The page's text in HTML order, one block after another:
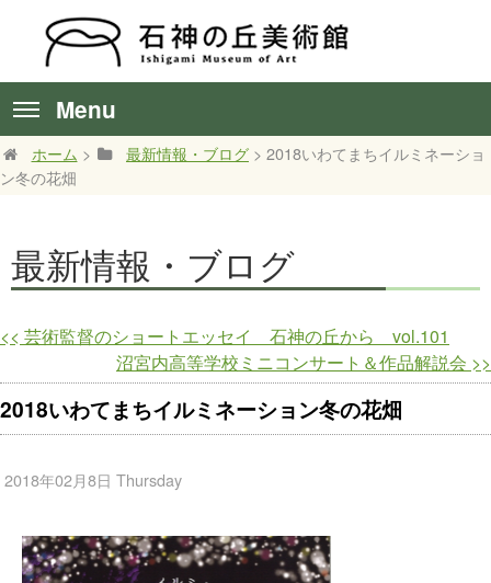
Menu
ホーム > 最新情報・ブログ > 2018いわてまちイルミネーショ
ン冬の花畑
最新情報・ブログ
<< 芸術監督のショートエッセイ 石神の丘から vol.101
沼宮内高等学校ミニコンサート＆作品解説会 >>
2018いわてまちイルミネーション冬の花畑
2018年02月8日 Thursday